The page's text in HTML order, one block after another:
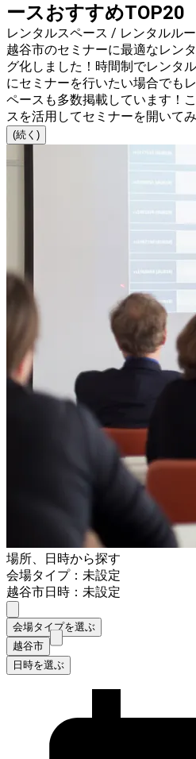
ースおすすめTOP20
レンタルスペース / レンタルル
越谷市のセミナーに最適なレン
グ化しました！時間制でレンタ
にセミナーを行いたい場合でも
ペースも多数掲載しています！
スを活用してセミナーを開いて
(続く)
場所、日時から探す
会場タイプ：未設定
越谷市日時：未設定
会場タイプを選ぶ
越谷市
日時を選ぶ